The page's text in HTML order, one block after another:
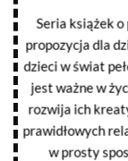
Seria książek
propozycja dla
dzieci w świat
jest ważne w
rozwija ich
prawidłowych
w prosty